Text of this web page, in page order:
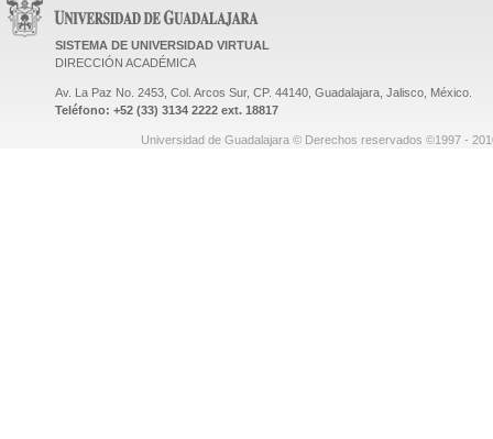
SISTEMA DE UNIVERSIDAD VIRTUAL
DIRECCIÓN ACADÉMICA
Av. La Paz No. 2453, Col. Arcos Sur, CP. 44140, Guadalajara, Jalisco, México.
Teléfono: +52 (33) 3134 2222 ext. 18817
Universidad de Guadalajara © Derechos reservados ©1997 -